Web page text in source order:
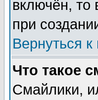
включён, то
при
Вернуться к
Что такое
Смайлики,